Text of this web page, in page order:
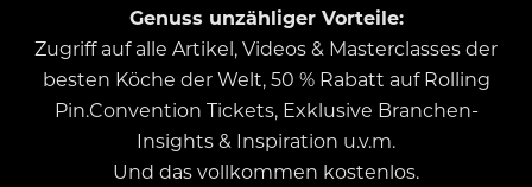
Genuss unzähliger Vorteile:
Zugriff auf alle Artikel, Videos & Masterclasses der
besten Köche der Welt, 50 % Rabatt auf Rolling
Pin.Convention Tickets, Exklusive Branchen-
Insights & Inspiration u.v.m.
Und das vollkommen kostenlos.